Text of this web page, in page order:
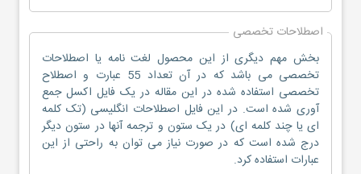
اصطلاحات تخصصی
بخش مهم دیگری از این محصول لغت نامه یا اصطلاحات
تخصصی می باشد که در آن تعداد 55 عبارت و اصطلاح
تخصصی استفاده شده در این مقاله در یک فایل اکسل جمع
آوری شده است. در این فایل اصطلاحات انگلیسی (تک کلمه
ای یا چند کلمه ای) در یک ستون و ترجمه آنها در ستون دیگر
درج شده است که در صورت نیاز می توان به راحتی از این
عبارات استفاده کرد.